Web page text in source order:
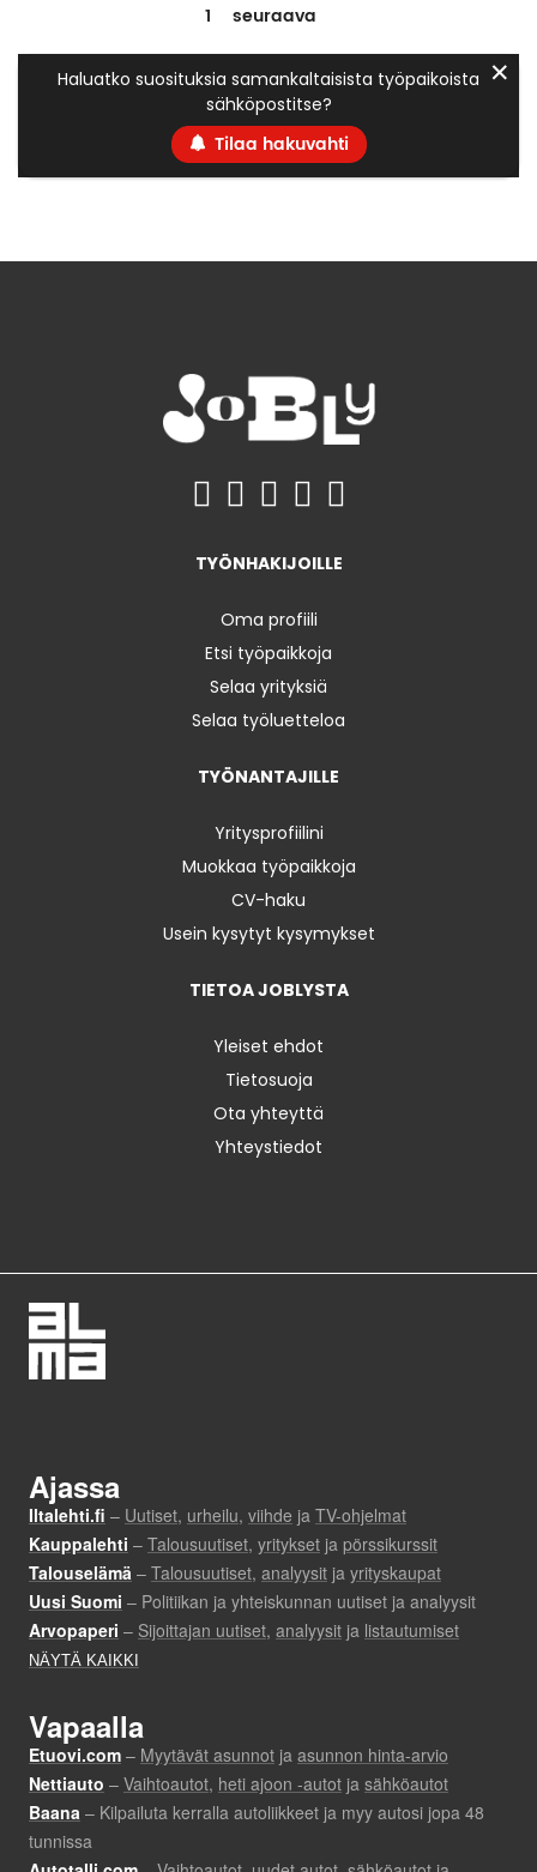
1 seuraava
Haluatko suosituksia samankaltaisista työpaikoista
sähköpostitse?
Tilaa hakuvahti
✕
TYÖNHAKIJOILLE
Oma profiili
Etsi työpaikkoja
Selaa yrityksiä
Selaa työluetteloa
TYÖNANTAJILLE
Yritysprofiilini
Muokkaa työpaikkoja
CV-haku
Usein kysytyt kysymykset
TIETOA JOBLYSTA
Yleiset ehdot
Tietosuoja
Ota yhteyttä
Yhteystiedot